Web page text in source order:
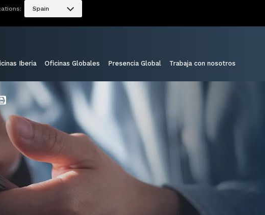
Spain
Iberia Oficinas Globales Presencia Global Trabaja con nosotros